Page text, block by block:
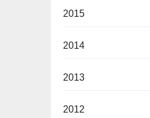
2015
2014
2013
2012